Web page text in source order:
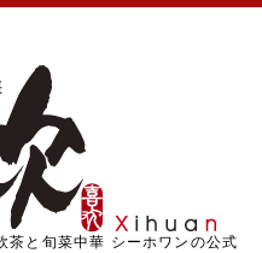
茶と旬菜中華 シーホワンの公式